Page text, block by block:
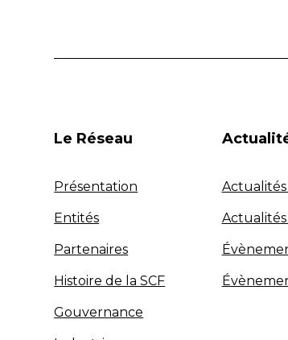
Le Réseau
Présentation
Entités
Partenaires
Histoire de la SCF
Gouvernance
Actualités
Actualités